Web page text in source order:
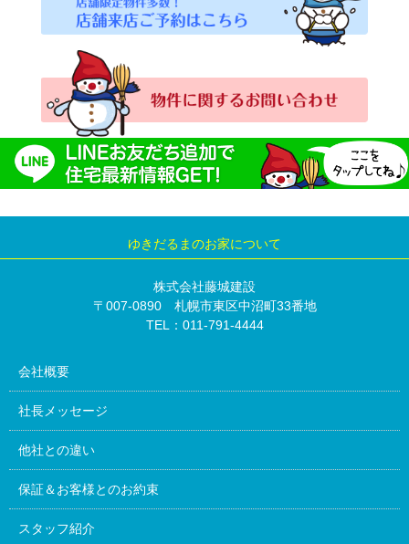
ゆきだるまのお家について
株式会社藤城建設
〒007-0890 札幌市東区中沼町33番地
TEL：011-791-4444
会社概要
社長メッセージ
他社との違い
保証＆お客様とのお約束
スタッフ紹介